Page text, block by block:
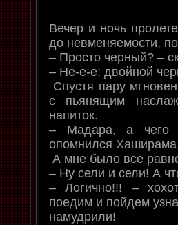
Вечер и ночь
до невменяемости,
– Просто черный? –
– Не-е-е: двойной
Спустя пару
с пьянящим
напиток.
– Мадара, а
опомнился
А мне было все
– Ну сели и сели! А
– Логично!!! –
поедим и пойдем
намудрили!